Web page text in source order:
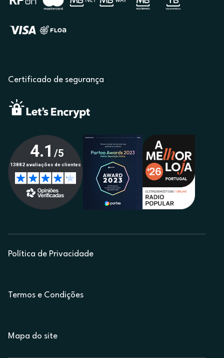
Certificado de segurança
Política de Privacidade
Termos e Condições
Mapa do site